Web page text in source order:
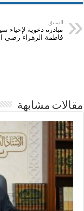
السابق
مبادرة دعوية لإحياء
فاطمة الزهراء رضى
مقالات مشابهة